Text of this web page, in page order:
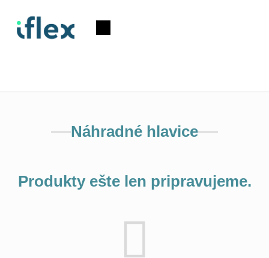
obsah
Nákupný
Náhradné hlavice
Produkty ešte len pripravujeme.